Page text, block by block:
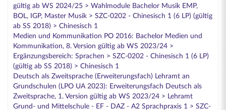
gültig ab WS 2024/25 > Wahlmodule Bachelor Musik EMP,
BOL, IGP, Master Musik > SZC-0202 - Chinesisch 1 (6 LP) (gültig
ab SS 2018) > Chinesisch 1
Medien und Kommunikation PO 2016: Bachelor Medien und
Kommunikation, 8. Version gültig ab WS 2023/24 >
Ergänzungsbereich: Sprachen > SZC-0202 - Chinesisch 1 (6 LP)
(gültig ab SS 2018) > Chinesisch 1
Deutsch als Zweitsprache (Erweiterungsfach) Lehramt an
Grundschulen (LPO UA 2023): Erweiterungsfach Deutsch als
Zweitsprache, 1. Version gültig ab WS 2023/24 > Lehramt
Grund- und Mittelschule - EF - DAZ - A2 Sprachpraxis 1 > SZC-